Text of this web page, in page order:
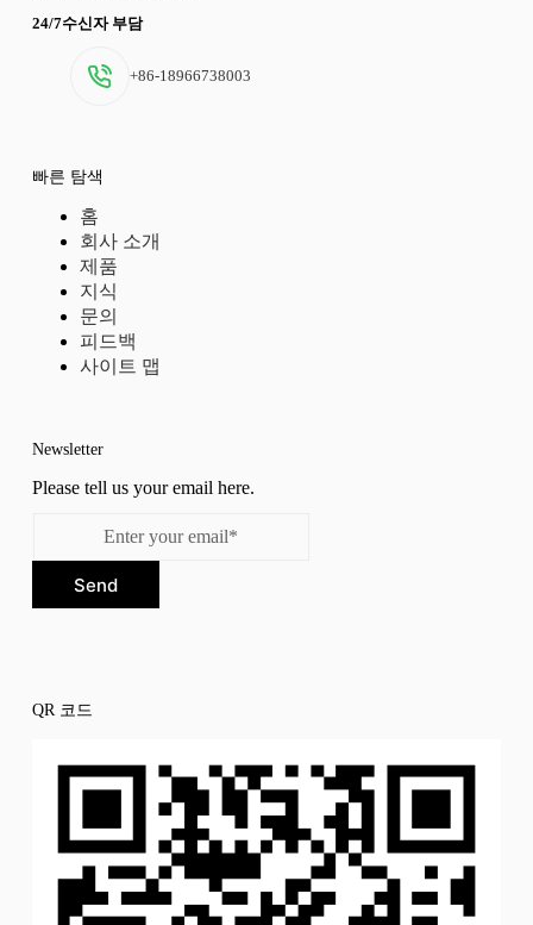
24/7수신자 부담
+86-18966738003
빠른 탐색
홈
회사 소개
제품
지식
문의
피드백
사이트 맵
Newsletter
Please tell us your email here.
Send
QR 코드